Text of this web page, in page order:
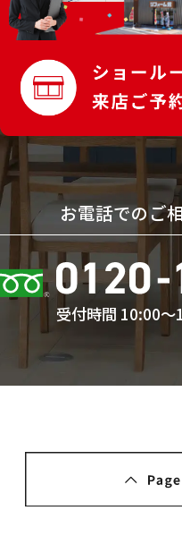
お電話でのご
受付時間 10:00